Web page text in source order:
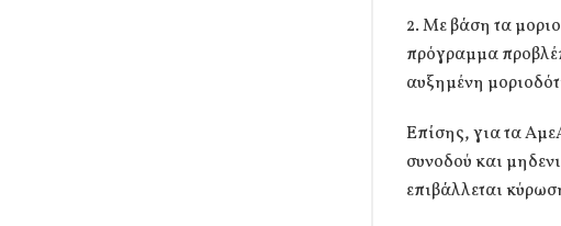
2. Με βάση τα
πρόγραμμα
αυξημένη
Επίσης, για τα
συνοδού και
επιβάλλεται